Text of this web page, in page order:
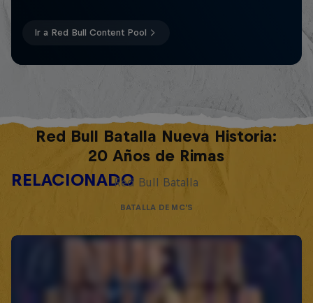
Ir a Red Bull Content Pool
RELACIONADO
Red Bull Batalla Nueva Historia:
20 Años de Rimas
Red Bull Batalla
BATALLA DE MC'S